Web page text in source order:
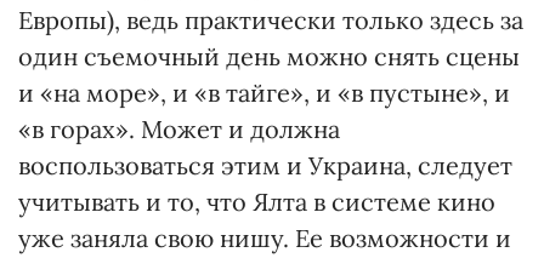
Европы), ведь практически только здесь за
один съемочный день можно снять сцены
и «на море», и «в тайге», и «в пустыне», и
«в горах». Может и должна
воспользоваться этим и Украина, следует
учитывать и то, что Ялта в системе кино
уже заняла свою нишу. Ее возможности и